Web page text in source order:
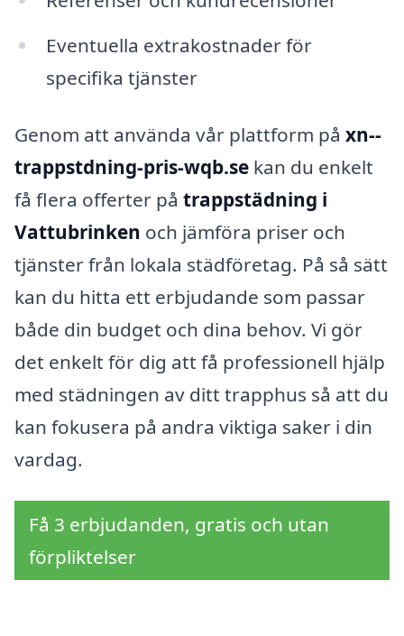
Eventuella extrakostnader för
specifika tjänster
Genom att använda vår plattform på xn--
trappstdning-pris-wqb.se kan du enkelt
få flera offerter på trappstädning i
Vattubrinken och jämföra priser och
tjänster från lokala städföretag. På så sätt
kan du hitta ett erbjudande som passar
både din budget och dina behov. Vi gör
det enkelt för dig att få professionell hjälp
med städningen av ditt trapphus så att du
kan fokusera på andra viktiga saker i din
vardag.
Få 3 erbjudanden, gratis och utan
förpliktelser